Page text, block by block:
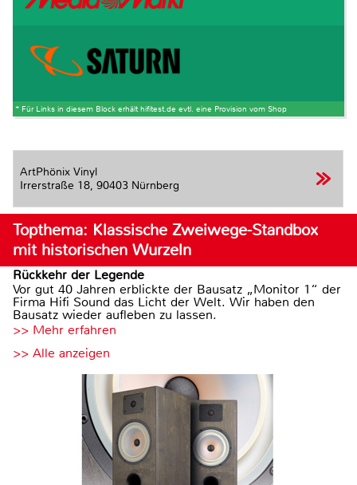
* Für Links in diesem Block erhält hifitest.de evtl. eine Provision vom Shop
ArtPhönix Vinyl
Irrerstraße 18, 90403 Nürnberg
Topthema: Klassische Zweiwege-Standbox
mit historischen Wurzeln
Rückkehr der Legende
Vor gut 40 Jahren erblickte der Bausatz „Monitor 1“ der
Firma Hifi Sound das Licht der Welt. Wir haben den
Bausatz wieder aufleben zu lassen.
>> Mehr erfahren
>> Alle anzeigen